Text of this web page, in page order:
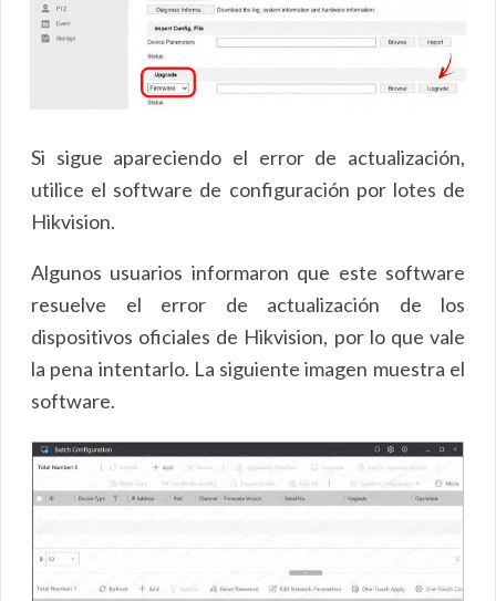
Si sigue apareciendo el error de actualización,
utilice el software de configuración por lotes de
Hikvision.
Algunos usuarios informaron que este software
resuelve el error de actualización de los
dispositivos oficiales de Hikvision, por lo que vale
la pena intentarlo. La siguiente imagen muestra el
software.